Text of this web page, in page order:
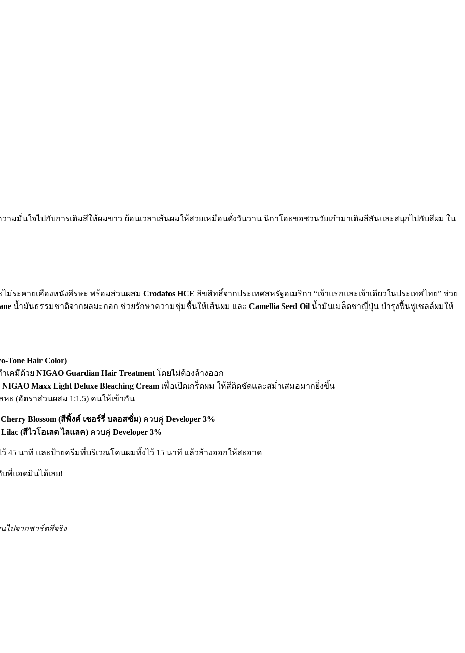
ามมั่นใจไปกับการเติมสีให้ผมขาว ย้อนเวลาเส้นผมให้สวยเหมือนดั่งวันวาน นิกาโอะขอชวนวัยเก๋ามาเติมสีสันและสนุกไปกับสีผม ใน
ม่ระคายเคืองหนังศีรษะ พร้อมส่วนผสม Crodafos HCE ลิขสิทธิ์จากประเทศสหรัฐอเมริกา “เจ้าแรกและเจ้าเดียวในประเทศไทย” ช่วย
น้ำมันธรรมชาติจากผลมะกอก ช่วยรักษาความชุ่มชื้นให้เส้นผม และ Camellia Seed Oil น้ำมันเมล็ดชาญี่ปุ่น บำรุงฟื้นฟูเซลล์ผมให้
Tone Hair Color)
เคมีด้วย NIGAO Guardian Hair Treatmentโดยไม่ต้องล้างออก
NIGAO Maxx Light Deluxe Bleaching Cream เพื่อเปิดเกร็ดผม ให้สีติดชัดและสม่ำเสมอมากยิ่งขึ้น
ะ (อัตราส่วนผสม 1:1.5) คนให้เข้ากัน
Blossom (สีพิ้งค์ เชอร์รี่ บลอสซั่ม) ควบคู่ Developer 3%
(สีไวโอเลต ไลแลค) ควบคู่ Developer 3%
45 นาที และป้ายครีมที่บริเวณโคนผมทิ้งไว้ 15 นาที แล้วล้างออกให้สะอาด
พี่แอดมินได้เลย!
ไปจากชาร์ตสีจริง